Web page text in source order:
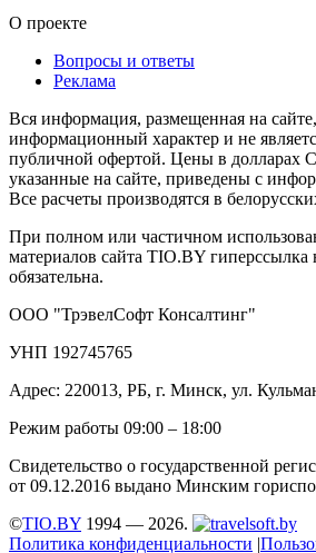
О проекте
Вопросы и ответы
Реклама
Вся информация, размещенная на
информационный характер и не
публичной офертой. Цены в долларах
указанные на сайте, приведены с
Все расчеты производятся в
При полном или частичном
материалов сайта TIO.BY гиперссылка
обязательна.
ООО "ТрэвелСофт Консалтинг"
УНП 192745765
Адрес: 220013, РБ, г. Минск, ул.
Режим работы 09:00 – 18:00
Свидетельство о государственной
от 09.12.2016 выдано Минским
©TIO.BY 1994 — 2026.
Политика конфиденциальности |